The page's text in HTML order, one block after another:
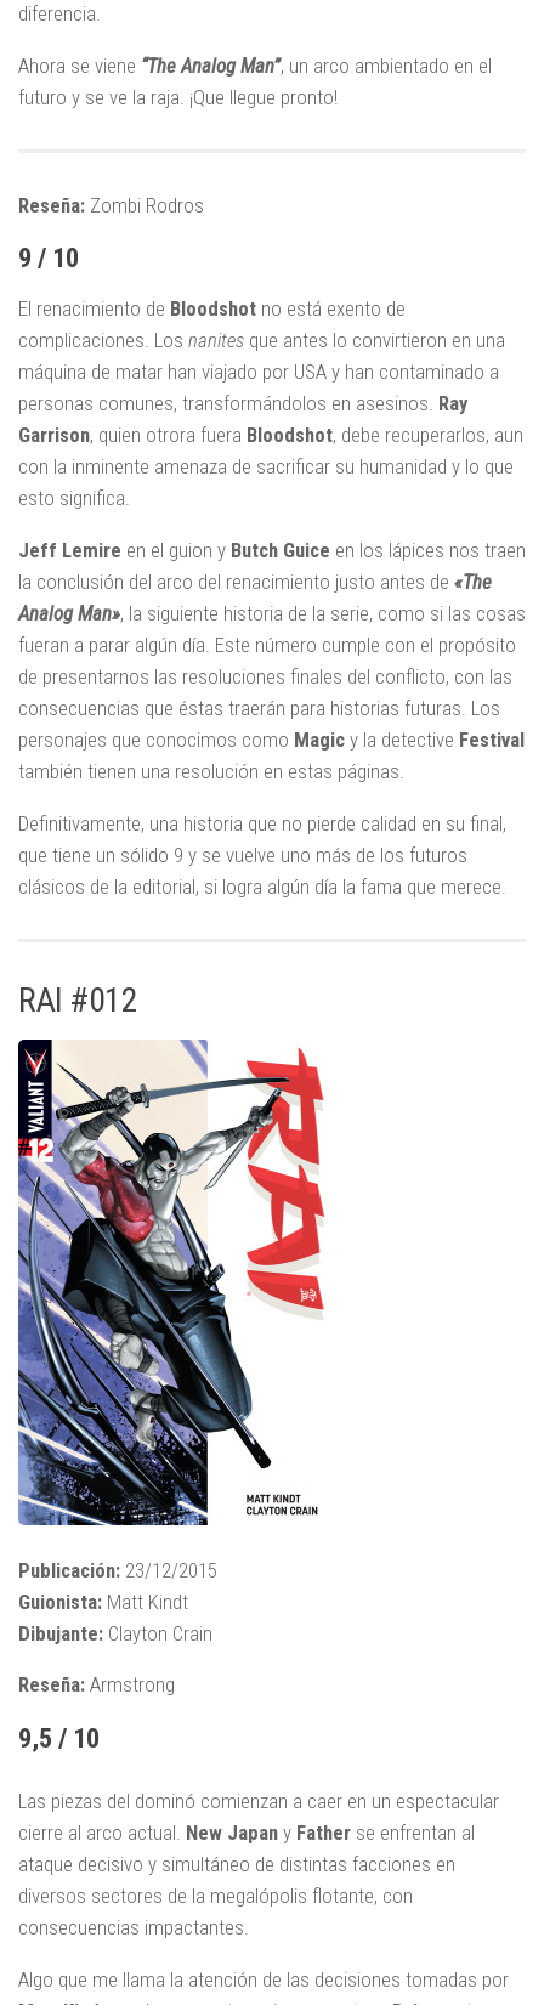
diferencia.
Ahora se viene “The Analog Man”, un arco ambientado en el
futuro y se ve la raja. ¡Que llegue pronto!
Reseña: Zombi Rodros
9 / 10
El renacimiento de Bloodshot no está exento de
complicaciones. Los nanites que antes lo convirtieron en una
máquina de matar han viajado por USA y han contaminado a
personas comunes, transformándolos en asesinos. Ray
Garrison, quien otrora fuera Bloodshot, debe recuperarlos, aun
con la inminente amenaza de sacrificar su humanidad y lo que
esto significa.
Jeff Lemire en el guion y Butch Guice en los lápices nos traen
la conclusión del arco del renacimiento justo antes de «The
Analog Man», la siguiente historia de la serie, como si las cosas
fueran a parar algún día. Este número cumple con el propósito
de presentarnos las resoluciones finales del conflicto, con las
consecuencias que éstas traerán para historias futuras. Los
personajes que conocimos como Magic y la detective Festival
también tienen una resolución en estas páginas.
Definitivamente, una historia que no pierde calidad en su final,
que tiene un sólido 9 y se vuelve uno más de los futuros
clásicos de la editorial, si logra algún día la fama que merece.
RAI #012
Publicación: 23/12/2015
Guionista: Matt Kindt
Dibujante: Clayton Crain
Reseña: Armstrong
9,5 / 10
Las piezas del dominó comienzan a caer en un espectacular
cierre al arco actual. New Japan y Father se enfrentan al
ataque decisivo y simultáneo de distintas facciones en
diversos sectores de la megalópolis flotante, con
consecuencias impactantes.
Algo que me llama la atención de las decisiones tomadas por